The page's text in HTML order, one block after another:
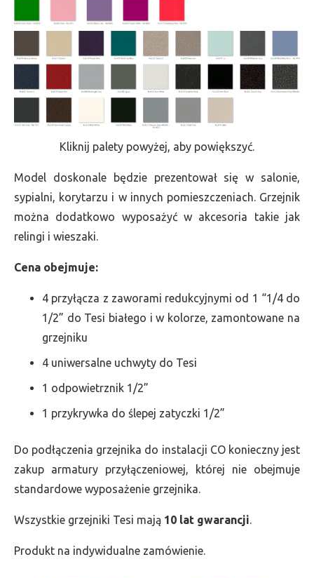
Kliknij palety powyżej, aby powiększyć.
Model doskonale będzie prezentował się w salonie,
sypialni, korytarzu i w innych pomieszczeniach. Grzejnik
można dodatkowo wyposażyć w akcesoria takie jak
relingi i wieszaki.
Cena obejmuje:
4 przyłącza z zaworami redukcyjnymi od 1 “1/4 do
1/2” do Tesi białego i w kolorze, zamontowane na
grzejniku
4 uniwersalne uchwyty do Tesi
1 odpowietrznik 1/2”
1 przykrywka do ślepej zatyczki 1/2”
Do podłączenia grzejnika do instalacji CO konieczny jest
zakup armatury przyłączeniowej, której nie obejmuje
standardowe wyposażenie grzejnika.
Wszystkie grzejniki Tesi mają 10 lat gwarancji.
Produkt na indywidualne zamówienie.